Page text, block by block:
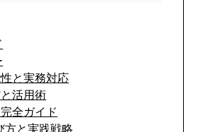
と実務対応
活用術
全ガイド
方と実践戦略